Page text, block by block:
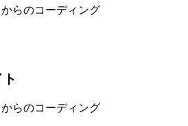
らのコーディング
らのコーディング